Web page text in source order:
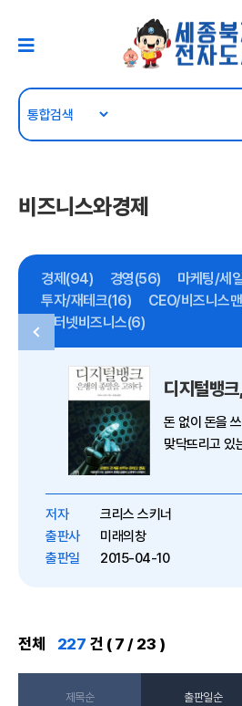
비즈니스와경제
경제(94) 경영(56)
마케팅/세
투자/재테크(16)
CEO/비즈니스
인터넷비즈니스(6)
돈 없이 돈을
맞닥뜨리고 있
년 전 씨티은행
저자
크리스 스키너
출판사
미래의창
출판일
2015-04-10
전체 227 건 ( 7 / 23 )
제목순 출판일순